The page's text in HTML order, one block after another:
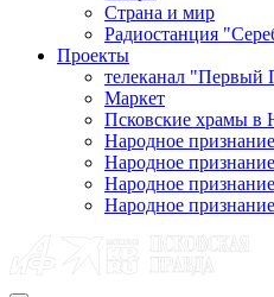
Страна и мир
Радиостанция
Проекты
телеканал "Первый
Маркет
Псковские храмы
Народное
Народное
Народное
Народное